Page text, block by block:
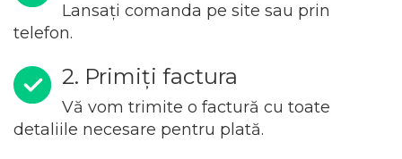
Lansați comanda pe site sau prin
telefon.
2. Primiți factura
Vă vom trimite o factură cu toate
detaliile necesare pentru plată.